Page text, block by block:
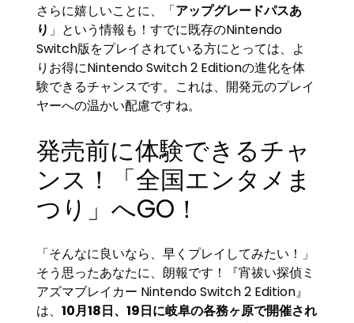
さらに嬉しいことに、「アップグレードパスあ
り 」という情報も！すでに既存のNintendo
Switch版をプレイされている方にとっては、よ
りお得にNintendo Switch 2 Editionの進化を体
験できるチャンスです。これは、開発元のプレイ
ヤーへの温かい配慮ですね。
発売前に体験できるチャ
ンス！「全国エンタメま
つり」へGO！
「そんなに良いなら、早くプレイしてみたい！」
そう思ったあなたに、朗報です！『宵祓い探偵ミ
アズマブレイカー Nintendo Switch 2 Edition』
は、10月18日、19日に岐阜の各務ヶ原で開催され